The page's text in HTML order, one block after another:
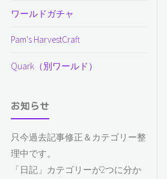
ワールドガチャ
Pam's HarvestCraft
Quark（別ワールド）
お知らせ
只今過去記事修正＆カテゴリー整
理中です。
「日記」カテゴリーが2つに分か